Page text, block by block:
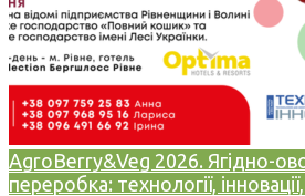
AgroBerry&Veg 2026. Ягідно-
переробка: технології, інновації,